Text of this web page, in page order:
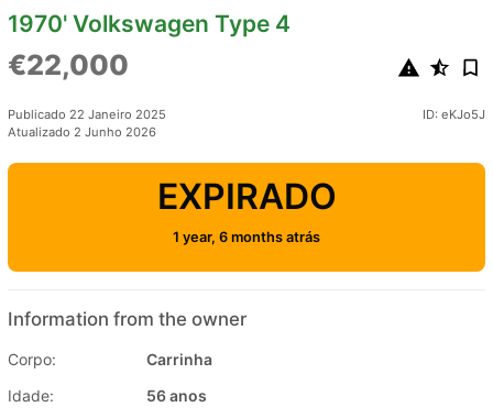
1970' Volkswagen Type 4
€22,000
Publicado 22 Janeiro 2025
Atualizado 2 Junho 2026
ID: eKJo5J
EXPIRADO
1 year, 6 months atrás
Information from the owner
Corpo:
Carrinha
Idade:
56 anos